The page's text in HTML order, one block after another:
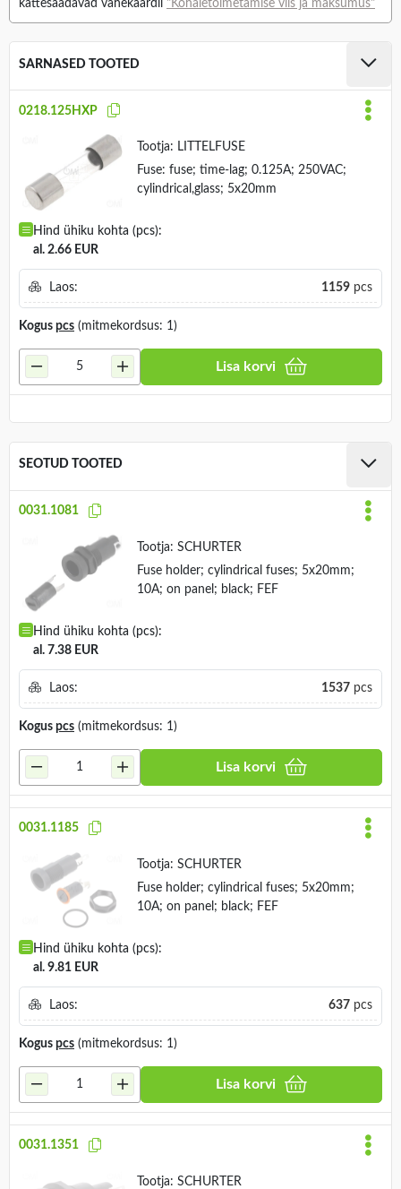
kättesaadavad vahekaardil "Kohaletoimetamise viis ja maksumus"
SARNASED TOOTED
0218.125HXP
Tootja: LITTELFUSE
Fuse: fuse; time-lag; 0.125A; 250VAC;
cylindrical,glass; 5x20mm
Hind ühiku kohta (pcs):
al. 2.66 EUR
Laos: 1159 pcs
Kogus pcs (mitmekordsus: 1)
Lisa korvi
SEOTUD TOOTED
0031.1081
Tootja: SCHURTER
Fuse holder; cylindrical fuses; 5x20mm;
10A; on panel; black; FEF
Hind ühiku kohta (pcs):
al. 7.38 EUR
Laos: 1537 pcs
Kogus pcs (mitmekordsus: 1)
Lisa korvi
0031.1185
Tootja: SCHURTER
Fuse holder; cylindrical fuses; 5x20mm;
10A; on panel; black; FEF
Hind ühiku kohta (pcs):
al. 9.81 EUR
Laos: 637 pcs
Kogus pcs (mitmekordsus: 1)
Lisa korvi
0031.1351
Tootja: SCHURTER